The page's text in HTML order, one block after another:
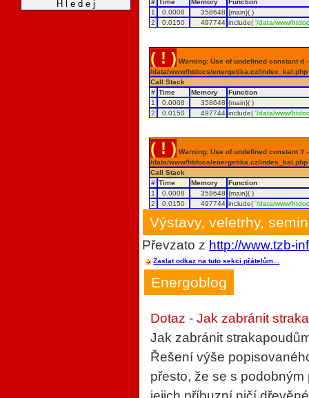
# Time Memory
Function
1
0.0008 358648 {main}( )
2
0.0150 497744 include('/data/www/
( ! ) Warning: Use of undefined constant
/data/www/htdocs/energetika.cz/
Call Stack
# Time Memory
Function
1
0.0008 358648 {main}( )
2
0.0150 497744 include('/data/www/
( ! ) Warning: Use of undefined constant
/data/www/htdocs/energetika.cz/
Call Stack
# Time Memory
Function
1
0.0008 358648 {main}( )
2
0.0150 497744 include('/data/www/
Výstavy, veletrhy,
Převzato z http://www.tzb-
Zaslat odkaz na tuto sekci přátelům...
Energoblog
Dotaz - Jak zabránit
Jak zabránit
Řešení výše
přesto, že se s